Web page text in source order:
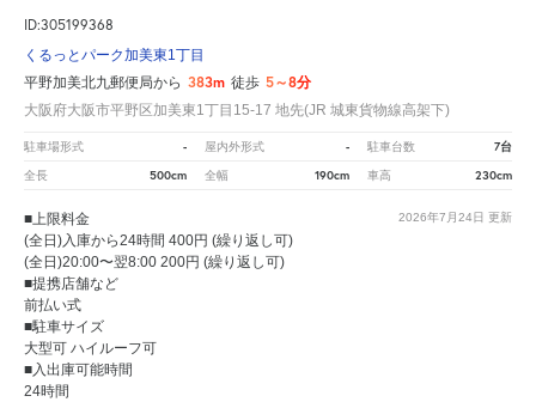
ID:305199368
くるっとパーク加美東1丁目
平野加美北九郵便局から 383m 徒歩 5～8分
大阪府大阪市平野区加美東1丁目15-17 地先(JR 城東貨物線高架下)
駐車場形式 - 屋内外形式 - 駐車台数 7台
全長 500cm 全幅 190cm 車高 230cm
2026年7月24日 更新
■上限料金
(全日)入庫から24時間 400円 (繰り返し可)
(全日)20:00〜翌8:00 200円 (繰り返し可)
■提携店舗など
前払い式
■駐車サイズ
大型可 ハイルーフ可
■入出庫可能時間
24時間